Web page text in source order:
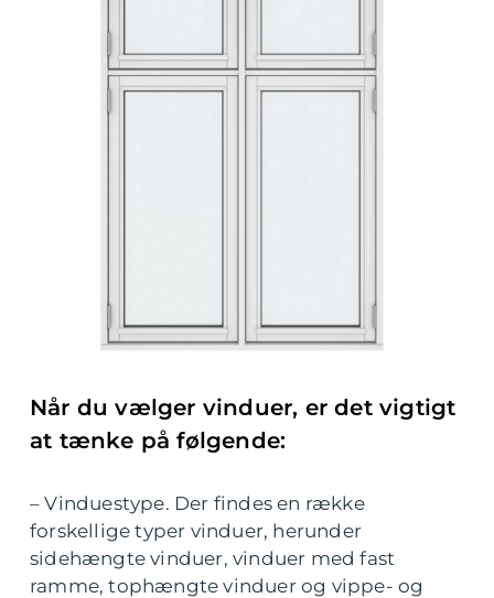
Når du vælger vinduer, er det vigtigt
at tænke på følgende:
– Vinduestype. Der findes en række
forskellige typer vinduer, herunder
sidehængte vinduer, vinduer med fast
ramme, tophængte vinduer og vippe- og